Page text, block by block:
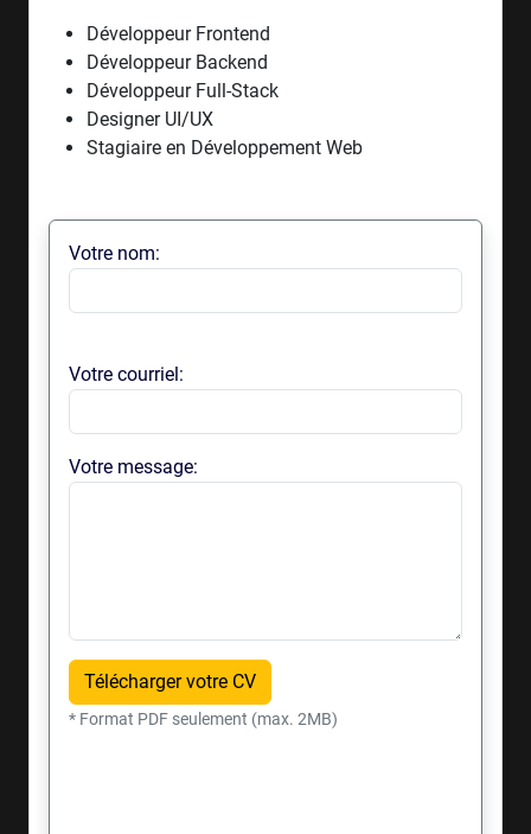
Développeur Frontend
Développeur Backend
Développeur Full-Stack
Designer UI/UX
Stagiaire en Développement Web
Votre nom:
Votre courriel:
Votre message:
Télécharger votre CV
* Format PDF seulement (max. 2MB)